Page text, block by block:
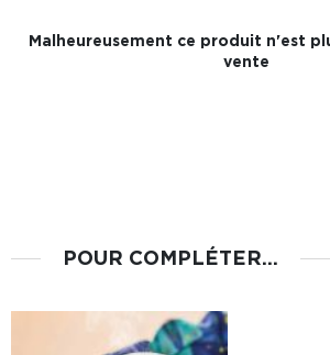
Malheureusement ce produit n'est
vente
POUR COMPLÉTER...